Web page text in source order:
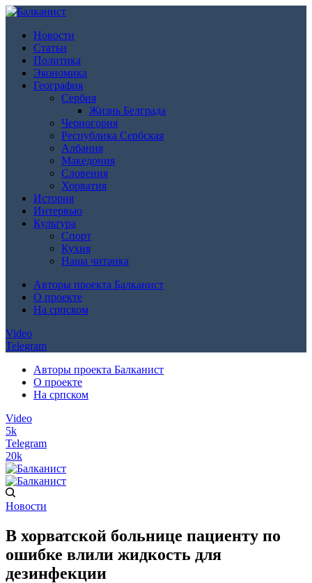
Новости
Статьи
Политика
Экономика
География
Сербия
Жизнь Белграда
Черногория
Республика Сербская
Албания
Македония
Словения
Хорватия
История
Интервью
Культура
Спорт
Кухня
Наша читанка
Авторы проекта Балканист
О проекте
На српском
Video
Telegram
Авторы проекта Балканист
О проекте
На српском
Video
5k
Telegram
20k
Новости
В хорватской больнице пациенту по
ошибке влили жидкость для
дезинфекции